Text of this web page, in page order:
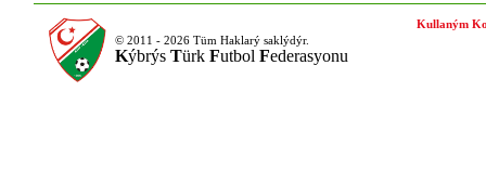
© 2011 - 2026 Tüm Haklarý saklýdýr.
Kýbrýs Türk Futbol Federasyonu
Kullaným